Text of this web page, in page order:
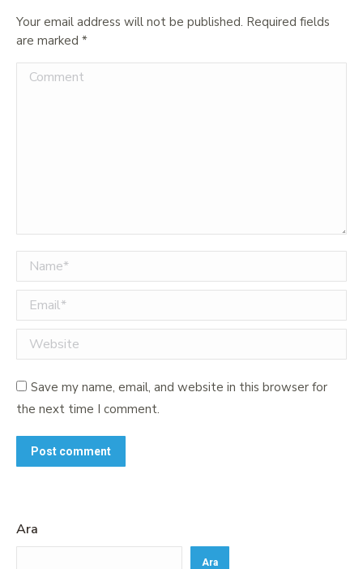
Your email address will not be published. Required fields
are marked *
Comment
Name *
Email *
Website
Save my name, email, and website in this browser for
the next time I comment.
Post comment
Ara
Ara